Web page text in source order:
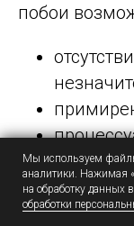
побои
(ст. 2.9
Мы используем
аналитики. Нажимая
на обработку данных
обработки
Наш Telegram